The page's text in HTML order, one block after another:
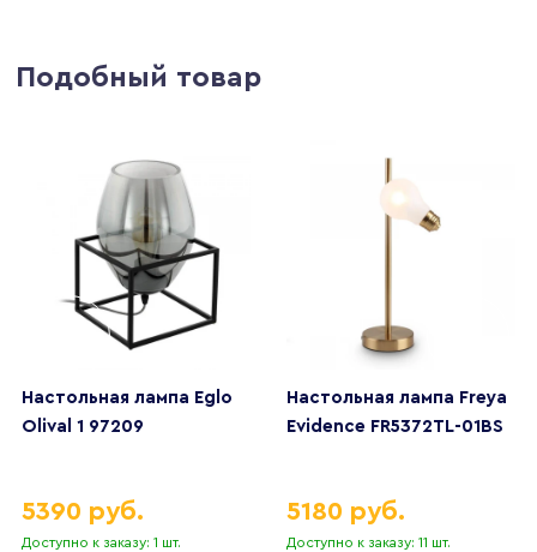
Подобный товар
Настольная лампа Eglo
Olival 1 97209
Доступно к заказу: 1 шт.
5390 руб.
Настольная лампа Freya
Evidence FR5372TL-01BS
Доступно к заказу: 11 шт.
5180 руб.